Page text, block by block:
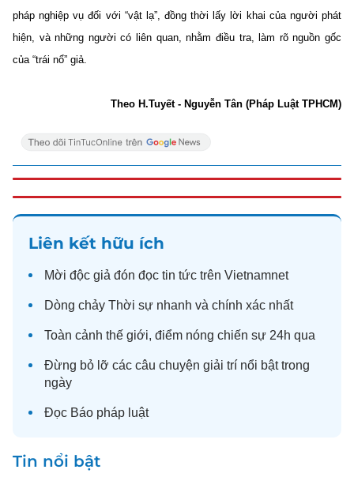
pháp nghiệp vụ đối với “vật lạ”, đồng thời lấy lời khai của người phát
hiện, và những người có liên quan, nhằm điều tra, làm rõ nguồn gốc
của “trái nổ” giả.
Theo H.Tuyết - Nguyễn Tân (Pháp Luật TPHCM)
Liên kết hữu ích
Mời độc giả đón đọc tin tức trên Vietnamnet
Dòng chảy Thời sự nhanh và chính xác nhất
Toàn cảnh thế giới, điểm nóng chiến sự 24h qua
Đừng bỏ lỡ các câu chuyện giải trí nổi bật trong
ngày
Đọc Báo pháp luật
Tin nổi bật